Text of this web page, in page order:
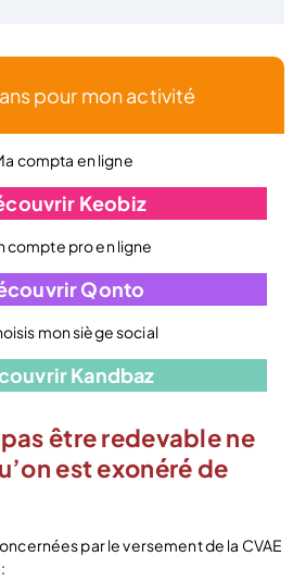
pour mon activité
compta en ligne
Keobiz
compte pro en ligne
Qonto
mon siège social
Kandbaz
être redevable ne
est exonéré de
par le versement de la CVAE